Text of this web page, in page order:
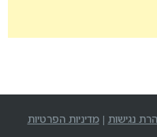
נגישות| מדיניות הפרטיות